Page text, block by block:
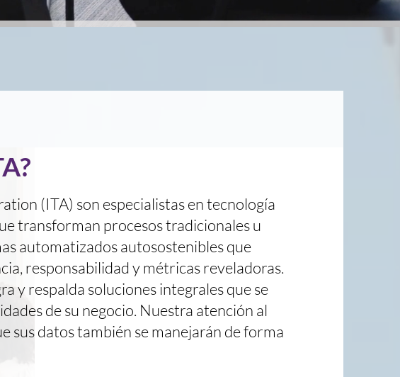
(ITA) son especialistas en tecnología
transforman procesos tradicionales u
automatizados autosostenibles que
responsabilidad y métricas reveladoras.
y respalda soluciones integrales que se
de su negocio. Nuestra atención al
sus datos también se manejarán de forma